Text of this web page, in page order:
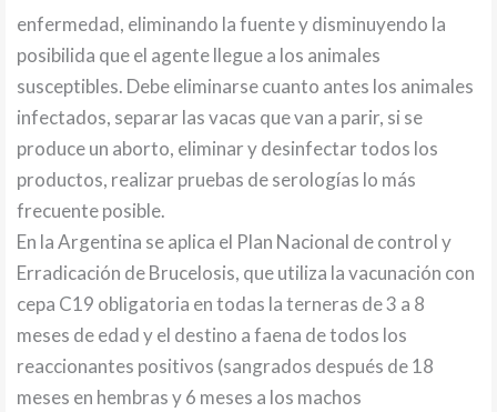
enfermedad, eliminando la fuente y disminuyendo la
posibilida que el agente llegue a los animales
susceptibles. Debe eliminarse cuanto antes los animales
infectados, separar las vacas que van a parir, si se
produce un aborto, eliminar y desinfectar todos los
productos, realizar pruebas de serologías lo más
frecuente posible.
En la Argentina se aplica el Plan Nacional de control y
Erradicación de Brucelosis, que utiliza la vacunación con
cepa C19 obligatoria en todas la terneras de 3 a 8
meses de edad y el destino a faena de todos los
reaccionantes positivos (sangrados después de 18
meses en hembras y 6 meses a los machos